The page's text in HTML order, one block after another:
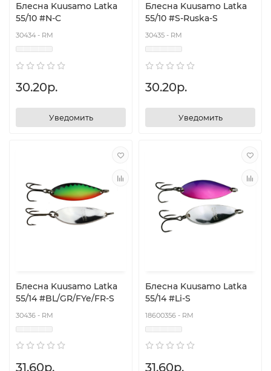
Блесна Kuusamo Latka
55/10 #N-C
30434 - RM
30.20р.
Уведомить
Блесна Kuusamo Latka
55/10 #S-Ruska-S
30435 - RM
30.20р.
Уведомить
Блесна Kuusamo Latka
55/14 #BL/GR/FYe/FR-S
30436 - RM
31.60р.
Блесна Kuusamo Latka
55/14 #Li-S
18600356 - RM
31.60р.